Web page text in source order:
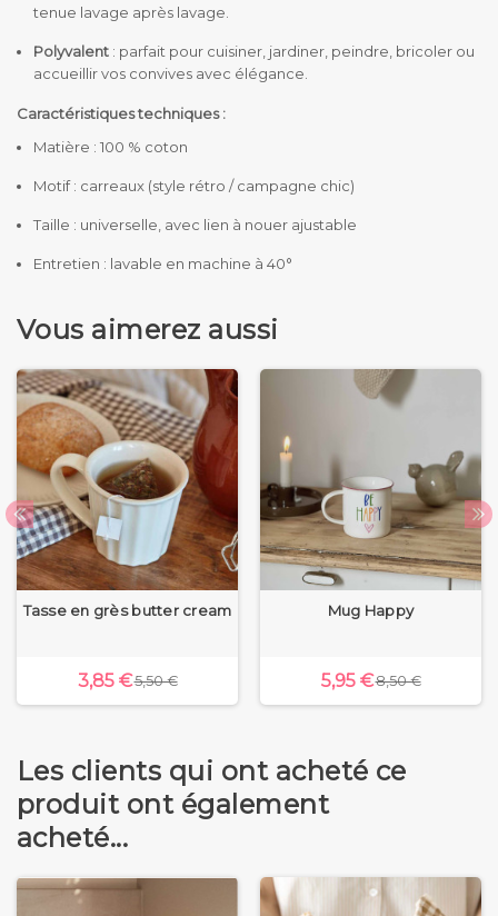
tenue lavage après lavage.
Polyvalent : parfait pour cuisiner, jardiner, peindre, bricoler ou
accueillir vos convives avec élégance.
Caractéristiques techniques :
Matière : 100 % coton
Motif : carreaux (style rétro / campagne chic)
Taille : universelle, avec lien à nouer ajustable
Entretien : lavable en machine à 40°
Vous aimerez aussi
Tasse en grès butter cream
3,85 €5,50 €
Mug Happy
5,95 €8,50 €
Les clients qui ont acheté ce
produit ont également
acheté...